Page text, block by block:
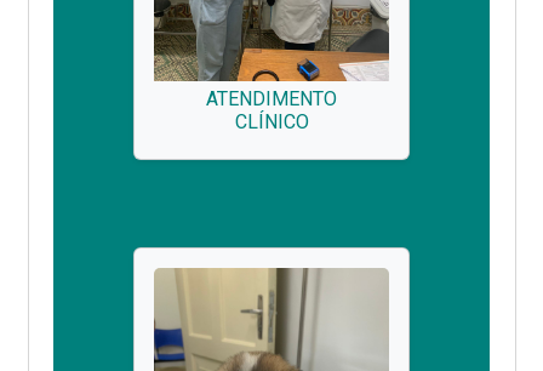
ATENDIMENTO
CLÍNICO